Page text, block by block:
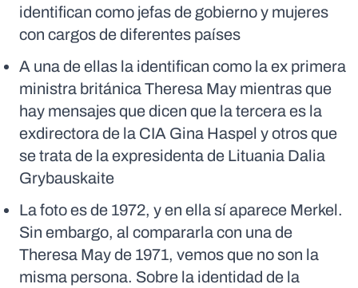
identifican como jefas de gobierno y mujeres
con cargos de diferentes países
A una de ellas la identifican como la ex primera
ministra británica Theresa May mientras que
hay mensajes que dicen que la tercera es la
exdirectora de la CIA Gina Haspel y otros que
se trata de la expresidenta de Lituania Dalia
Grybauskaite
La foto es de 1972, y en ella sí aparece Merkel.
Sin embargo, al compararla con una de
Theresa May de 1971, vemos que no son la
misma persona. Sobre la identidad de la